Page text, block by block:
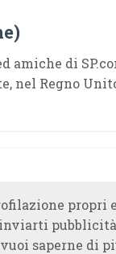
amiche di
nel Regno
propri
saperne di